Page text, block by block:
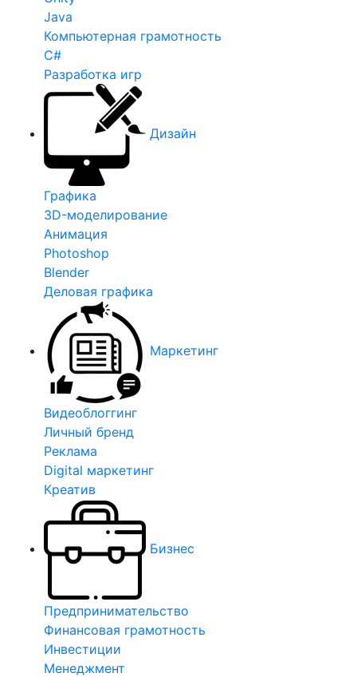
Java
Компьютерная грамотность
C#
Разработка игр
Дизайн
Графика
3D-моделирование
Анимация
Photoshop
Blender
Деловая графика
Маркетинг
Видеоблоггинг
Личный бренд
Реклама
Digital маркетинг
Креатив
Бизнес
Предпринимательство
Финансовая грамотность
Инвестиции
Менеджмент